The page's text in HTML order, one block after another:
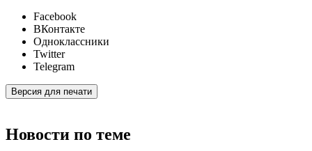
Facebook
ВКонтакте
Одноклассники
Twitter
Telegram
Версия для печати
Новости по теме